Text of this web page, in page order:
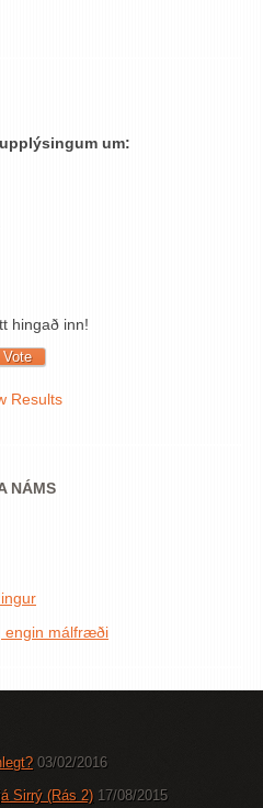
um:
hingað inn!
Results
NÁMS
engin málfræði
03/02/2016
Sirrý (Rás 2) 17/08/2015